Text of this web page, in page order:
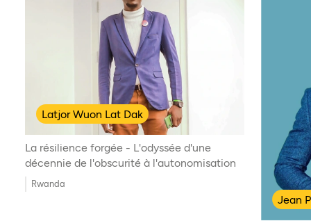
Latjor Wuon Lat Dak
La résilience forgée - L'odyssée d'une
décennie de l'obscurité à l'autonomisation
Rwanda
Jean